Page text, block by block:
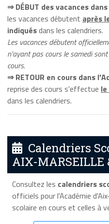
⇒ DÉBUT des vacances
les vacances débutent après
indiquésdans les calendriers.
Les vacances débutent
n'ayant pas cours le samedi
cours.
⇒ RETOUR en cours dans
reprise des cours s'effectue
dans les calendriers.
Calendriers
AIX-MARSEILLE
Consultez les calendriers
officiels pour l'Académie
scolaire en cours et celles à